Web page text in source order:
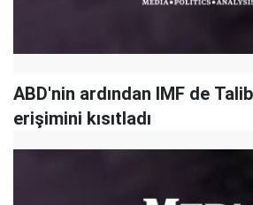
ABD'nin ardından IMF de
erişimini kısıtladı